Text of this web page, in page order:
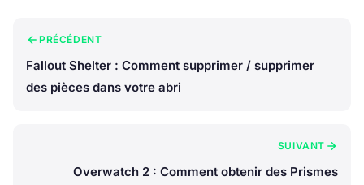
PRÉCÉDENT
Fallout Shelter : Comment supprimer / supprimer
des pièces dans votre abri
SUIVANT
Overwatch 2 : Comment obtenir des Prismes